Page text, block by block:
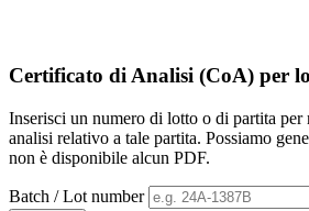
Certificato di Analisi (CoA) per
Inserisci un numero di lotto o di partita per
analisi relativo a tale partita. Possiamo
non è disponibile alcun PDF.
Batch / Lot number